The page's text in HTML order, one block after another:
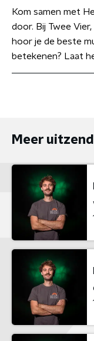
Kom samen met
door. Bij Twee
hoor je de beste
betekenen? Laat
Meer